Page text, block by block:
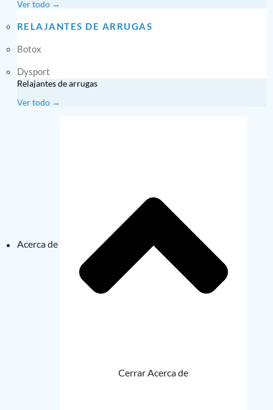
Ver todo →
RELAJANTES DE ARRUGAS
Botox
Dysport
Relajantes de arrugas
Ver todo →
Acerca de
Cerrar Acerca de